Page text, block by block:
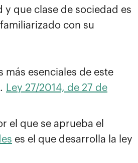
que clase de sociedad es
con su
más esenciales de este
Ley 27/2014, de 27 de
el que se aprueba el
es el que desarrolla la ley